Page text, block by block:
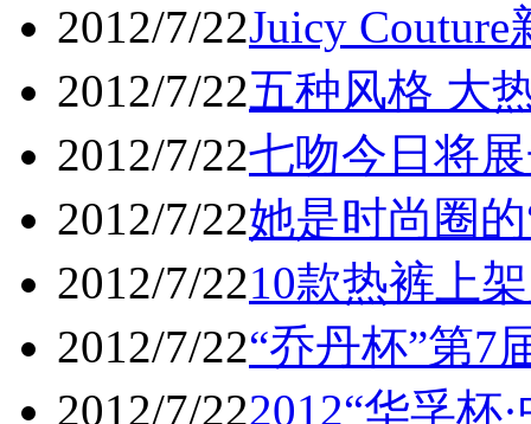
2012/7/22Juicy
2012/7/22五种风格 大
2012/7/22七吻今日将
2012/7/22她是时尚圈
2012/7/2210款热裤上
2012/7/22“乔丹杯”第7
2012/7/222012“华孚杯